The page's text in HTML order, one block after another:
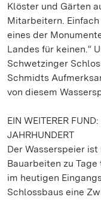
Klöster und Gärten
Mitarbeitern. Einfach
eines der
Landes für keinen.“
Schwetzinger
Schmidts
von diesem
EIN WEITERER
JAHRHUNDERT
Der Wasserspeier
Bauarbeiten zu
im heutigen
Schlossbaus eine